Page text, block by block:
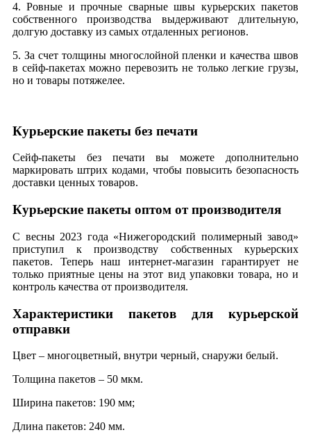
4. Ровные и прочные сварные швы курьерских пакетов
собственного производства выдерживают длительную,
долгую доставку из самых отдаленных регионов.
5. За счет толщины многослойной пленки и качества швов
в сейф-пакетах можно перевозить не только легкие грузы,
но и товары потяжелее.
Курьерские пакеты без печати
Сейф-пакеты без печати вы можете дополнительно
маркировать штрих кодами, чтобы повысить безопасность
доставки ценных товаров.
Курьерские пакеты оптом от производителя
С весны 2023 года «Нижегородский полимерный завод»
приступил к производству собственных курьерских
пакетов. Теперь наш интернет-магазин гарантирует не
только приятные цены на этот вид упаковки товара, но и
контроль качества от производителя.
Характеристики пакетов для курьерской
отправки
Цвет – многоцветный, внутри черный, снаружи белый.
Толщина пакетов – 50 мкм.
Ширина пакетов: 190 мм;
Длина пакетов: 240 мм.